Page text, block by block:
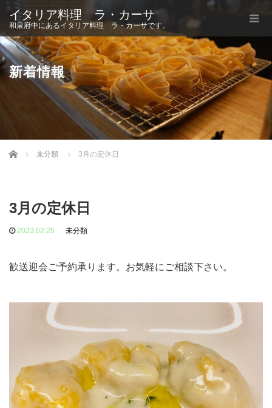
イタリア料理 ラ・カーサ
和泉府中にあるイタリア料理 ラ・カーサです。
新着情報
Home 未分類 3月の定休日
3月の定休日
2023.02.25 未分類
歓送迎会ご予約承ります。お気軽にご相談下さい。